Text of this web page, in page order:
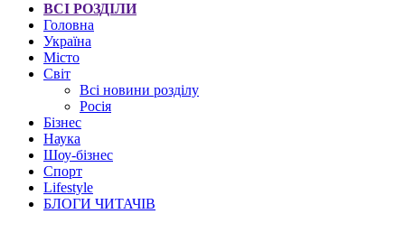
ВСІ РОЗДІЛИ
Головна
Україна
Місто
Світ
Всі новини розділу
Росія
Бізнес
Наука
Шоу-бізнес
Спорт
Lifestyle
БЛОГИ ЧИТАЧІВ